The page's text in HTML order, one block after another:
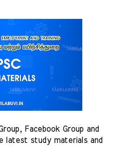
Facebook Group and
latest study materials and